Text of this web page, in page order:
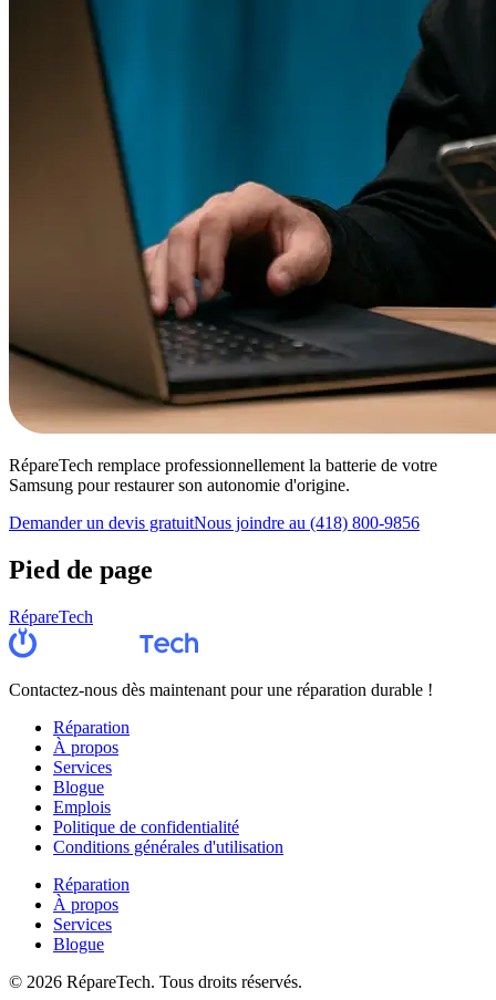
RépareTech remplace professionnellement la batterie de votre
Samsung pour restaurer son autonomie d'origine.
Demander un devis gratuitNous joindre au (418) 800-9856
Pied de page
RépareTech
Contactez-nous dès maintenant pour une réparation durable !
Réparation
À propos
Services
Blogue
Emplois
Politique de confidentialité
Conditions générales d'utilisation
Réparation
À propos
Services
Blogue
© 2026 RépareTech. Tous droits réservés.